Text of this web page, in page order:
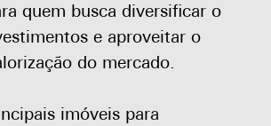
quem busca diversificar o
e aproveitar o
do mercado.
imóveis para